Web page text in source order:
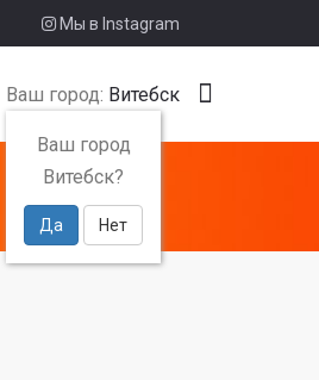
Мы в Instagram
Ваш город: Витебск
Ваш город
Витебск?
Да Нет